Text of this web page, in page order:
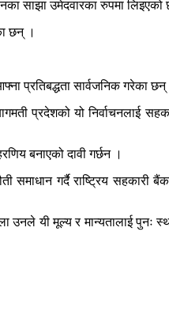
साझा उमेदवारका रुपमा लिइएको
छन् ।
प्रतिबद्धता सार्वजनिक गरेका छन्
प्रदेशको यो निर्वाचनलाई
बनाएको दावी गर्छन ।
समाधान गर्दै राष्ट्रिय सहकारी
उनले यी मूल्य र मान्यतालाई पुनः